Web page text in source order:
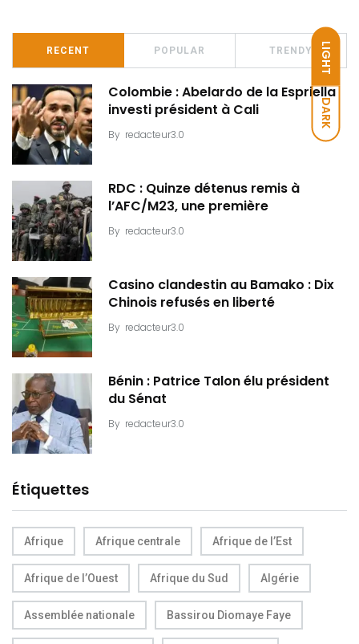
LIGHT
DARK
RECENT POPULAR TRENDY
Colombie : Abelardo de la Espriella
investi président à Cali
By redacteur3.0
RDC : Quinze détenus remis à
l’AFC/M23, une première
By redacteur3.0
Casino clandestin au Bamako : Dix
Chinois refusés en liberté
By redacteur3.0
Bénin : Patrice Talon élu président
du Sénat
By redacteur3.0
Étiquettes
Afrique Afrique centrale Afrique de l’Est
Afrique de l’Ouest Afrique du Sud Algérie
Assemblée nationale Bassirou Diomaye Faye